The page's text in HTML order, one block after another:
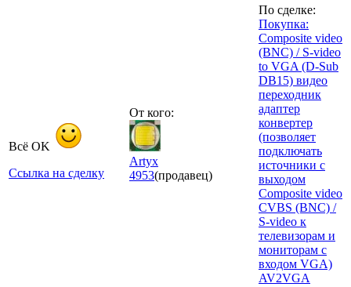
Всё OK
Ссылка на сделку
От кого:
Artyx
4953(продавец)
По сделке:
Покупка:
Composite video
(BNC) / S-video
to VGA (D-Sub
DB15) видео
переходник
адаптер
конвертер
(позволяет
подключать
источники с
выходом
Composite video
CVBS (BNC) /
S-video к
телевизорам и
мониторам с
входом VGA)
AV2VGA